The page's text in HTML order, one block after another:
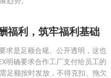
福利，筑牢福利基础
求是足额合规、公开透明，这也
明确要求合作工厂支付给员工的
足额按时发放，不得克扣、拖欠